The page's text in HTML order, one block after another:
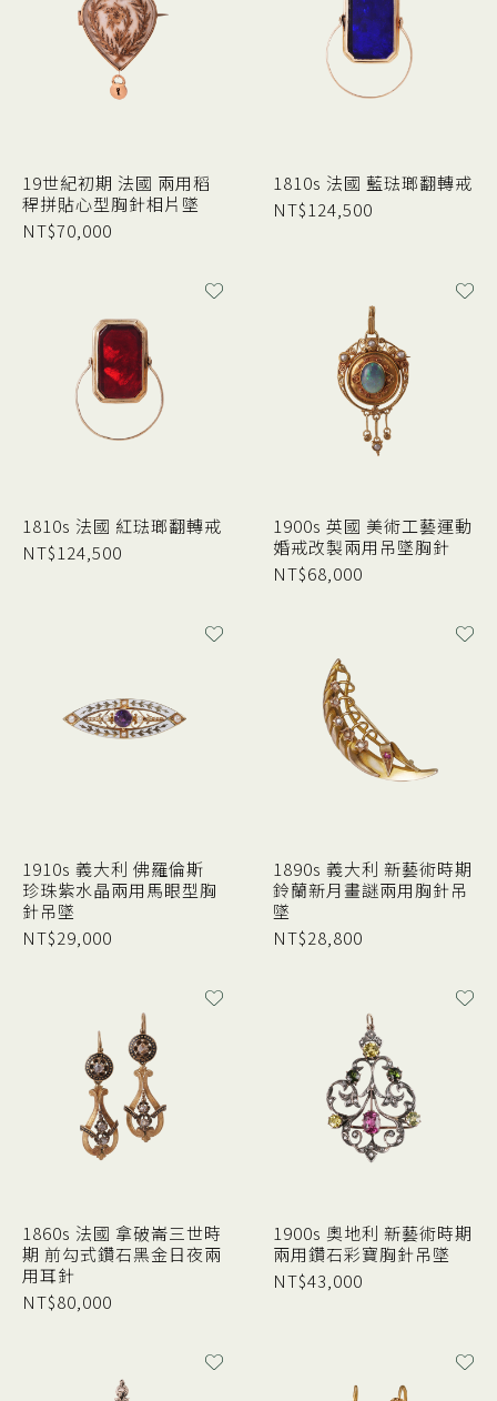
19世紀初期 法國 兩用稻
稈拼貼心型胸針相片墜
NT$70,000
1810s 法國 藍琺瑯翻轉戒
NT$124,500
1810s 法國 紅琺瑯翻轉戒
NT$124,500
1900s 英國 美術工藝運動
婚戒改製兩用吊墜胸針
NT$68,000
1910s 義大利 佛羅倫斯
珍珠紫水晶兩用馬眼型胸
針吊墜
NT$29,000
1890s 義大利 新藝術時期
鈴蘭新月畫謎兩用胸針吊
墜
NT$28,800
1860s 法國 拿破崙三世時
期 前勾式鑽石黑金日夜兩
用耳針
NT$80,000
1900s 奧地利 新藝術時期
兩用鑽石彩寶胸針吊墜
NT$43,000